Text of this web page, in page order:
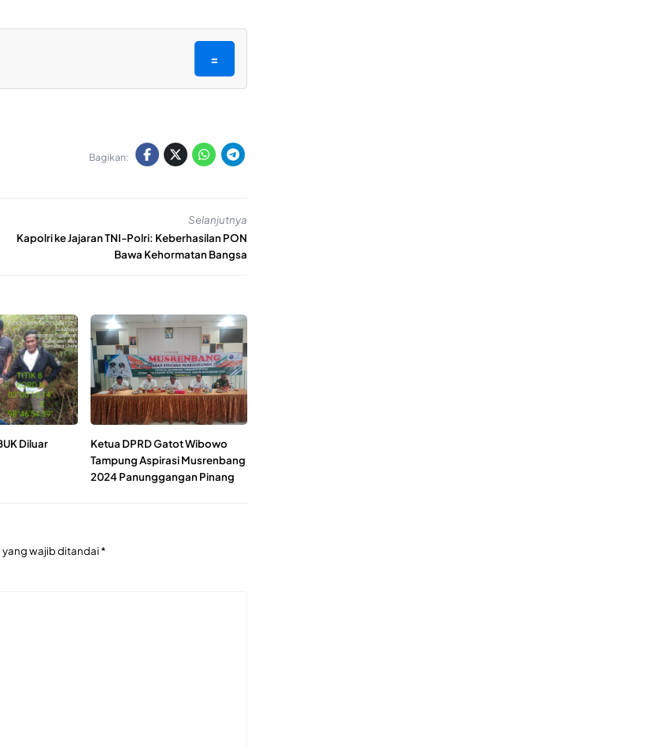
=
Bagikan:
Selanjutnya
Kapolri ke Jajaran TNI-Polri: Keberhasilan PON
Bawa Kehormatan Bangsa
Diluar
Ketua DPRD Gatot Wibowo
Tampung Aspirasi Musrenbang
2024 Panunggangan Pinang
yang wajib ditandai*